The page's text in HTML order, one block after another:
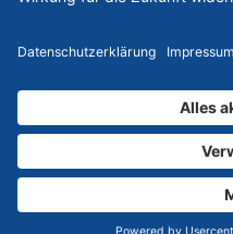
© 2026